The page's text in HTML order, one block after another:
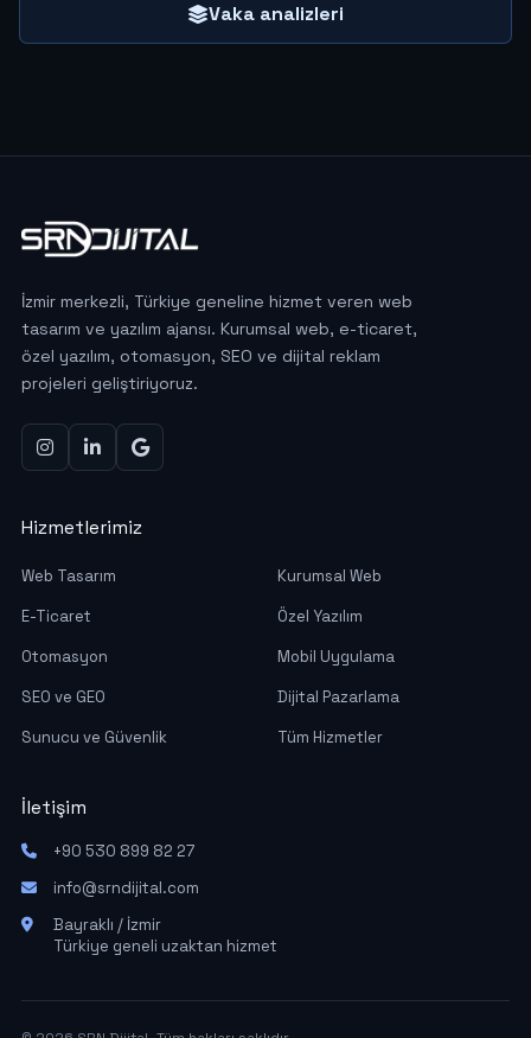
Vaka analizleri
İzmir merkezli, Türkiye geneline hizmet veren web
tasarım ve yazılım ajansı. Kurumsal web, e-ticaret,
özel yazılım, otomasyon, SEO ve dijital reklam
projeleri geliştiriyoruz.
Hizmetlerimiz
Web Tasarım
Kurumsal Web
E-Ticaret
Özel Yazılım
Otomasyon
Mobil Uygulama
SEO ve GEO
Dijital Pazarlama
Sunucu ve Güvenlik
Tüm Hizmetler
İletişim
+90 530 899 82 27
info@srndijital.com
Bayraklı / İzmir
Türkiye geneli uzaktan hizmet